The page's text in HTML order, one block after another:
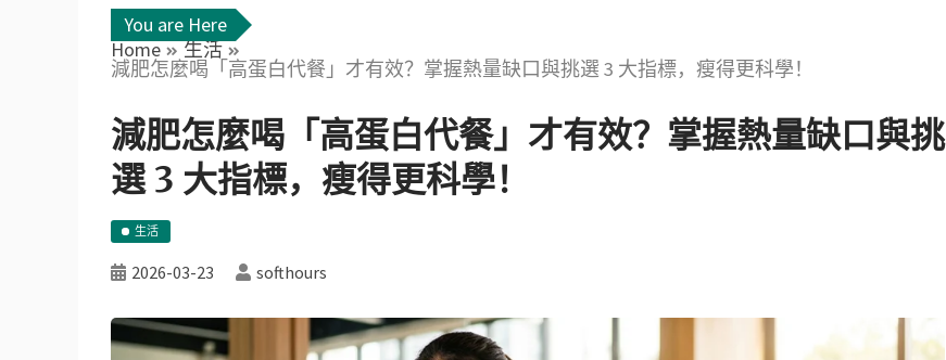
You are Here
Home
生活
減肥怎麼喝「高蛋白代餐」才有效？掌握熱量缺口與挑選 3 大指標，瘦得更科學！
減肥怎麼喝「高蛋白代餐」才有效？掌握熱量缺口與挑
選 3 大指標，瘦得更科學！
生活
2026-03-23 softhours